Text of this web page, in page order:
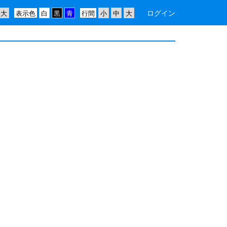
行間
表示色 ログイン